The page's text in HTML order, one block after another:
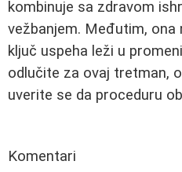
kombinuje sa zdravom
vežbanjem. Međutim, ona
ključ uspeha leži u
odlučite za ovaj tretman,
uverite se da proceduru
Komentari